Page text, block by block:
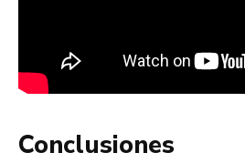
Conclusiones